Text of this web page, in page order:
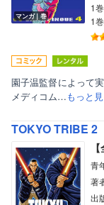
マンガ｜巻
1
1
園子温監督によって
メディコム…もっと
TOKYO TRIBE 2
青
著
出